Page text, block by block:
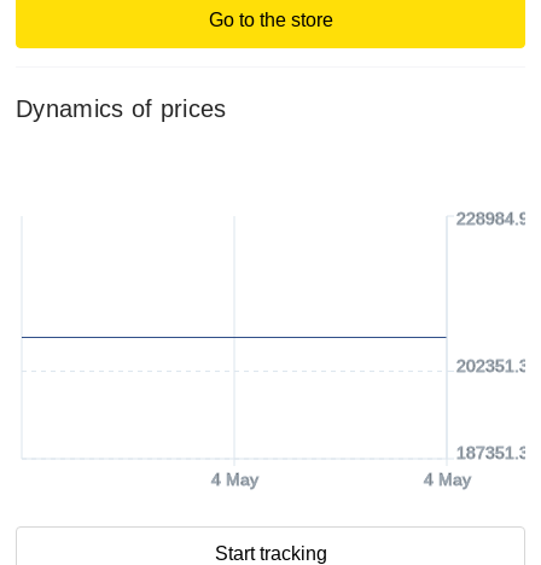
Go to the store
Dynamics of prices
4 May 4 May
Start tracking